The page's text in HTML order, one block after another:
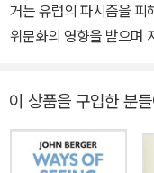
거는 유럽의 파시즘을 피
위문화의 영향을 받으며
스, 로자 룩셈부르크 등
유했다. 이들은 대게 마
버거는 이 점에 특별한
이 상품을 구입한 분